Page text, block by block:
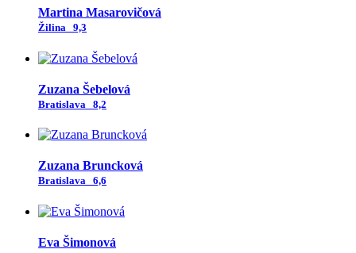
Martina Masarovičová
Žilina 9,3
Zuzana Šebelová
Bratislava 8,2
Zuzana Bruncková
Bratislava 6,6
Eva Šimonová